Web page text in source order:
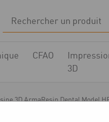
CFAO
3D
3D ArmaResin Dental Model